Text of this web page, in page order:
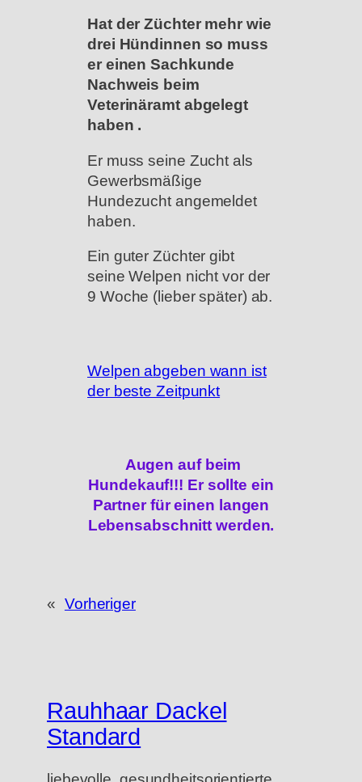
Hat der Züchter mehr wie
drei Hündinnen so muss
er einen Sachkunde
Nachweis beim
Veterinäramt abgelegt
haben .
Er muss seine Zucht als
Gewerbsmäßige
Hundezucht angemeldet
haben.
Ein guter Züchter gibt
seine Welpen nicht vor der
9 Woche (lieber später) ab.
Welpen abgeben wann ist
der beste Zeitpunkt
Augen auf beim
Hundekauf!!! Er sollte ein
Partner für einen langen
Lebensabschnitt werden.
« Vorheriger
Rauhhaar Dackel
Standard